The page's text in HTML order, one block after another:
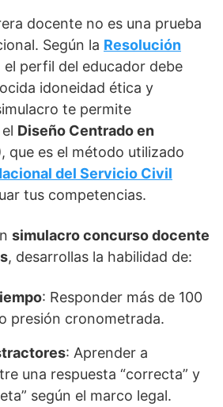
docente no es una prueba
Según la Resolución
el perfil del educador debe
idoneidad ética y
te permite
Diseño Centrado en
, que es el método utilizado
del Servicio Civil
tus competencias.
simulacro concurso docente
, desarrollas la habilidad de:
: Responder más de 100
presión cronometrada.
: Aprender a
una respuesta “correcta” y
según el marco legal.